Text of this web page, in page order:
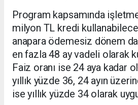
Program kapsamında
milyon TL kredi
anapara ödemesiz dönem
en fazla 48 ay vadeli olarak
Faiz oranı ise 24 aya kadar
yıllık yüzde 36, 24 ayın
ise yıllık yüzde 34 olarak